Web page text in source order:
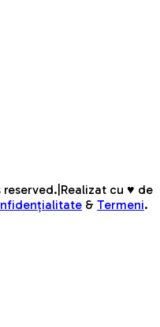
Realizat cu ♥ de
& Termeni.